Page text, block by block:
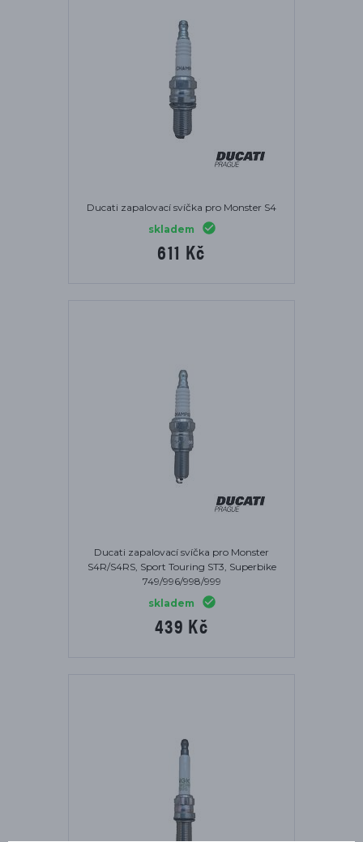
Ducati zapalovací svíčka pro Monster S4
skladem
611 Kč
Ducati zapalovací svíčka pro Monster
S4R/S4RS, Sport Touring ST3, Superbike
749/996/998/999
skladem
439 Kč